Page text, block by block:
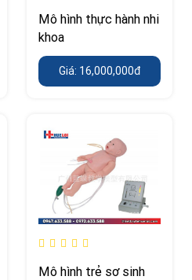
Mô hình thực hành nhi
khoa
Giá: 16,000,000đ
Mô hình trẻ sơ sinh